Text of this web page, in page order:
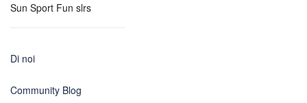
Sun Sport Fun slrs
Di noi
Community Blog